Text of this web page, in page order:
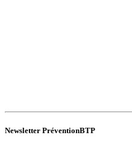
Newsletter PréventionBTP